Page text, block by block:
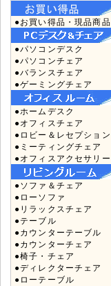
●お買い得品・現品商品
●パソコンデスク
●パソコンチェア
●バランスチェア
●ゲーミングチェア
●ホームデスク
●オフィスチェア
●ロビー＆レセプション
●ミーティングチェア
●オフィスアクセサリー
●ソファ＆チェア
●ローソファ
●リラックスチェア
●テーブル
●カウンターテーブル
●カウンターチェア
●椅子・チェア
●ディレクターチェア
●ローテーブル